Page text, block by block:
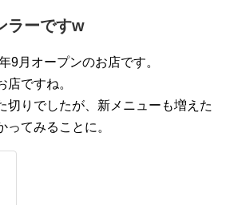
ラーですw
9月オープンのお店です。
店ですね。
切りでしたが、新メニューも増えた
ってみることに。